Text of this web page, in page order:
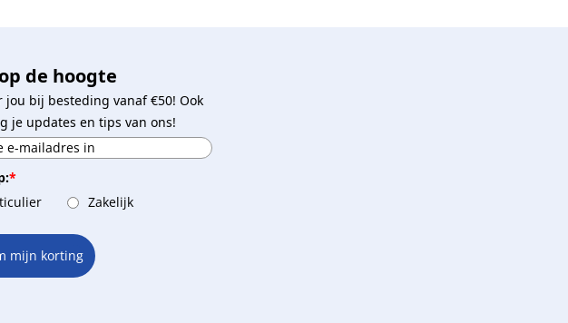
de hoogte
jou bij besteding vanaf €50! Ook
je updates en tips van ons!
*
Zakelijk
mijn korting